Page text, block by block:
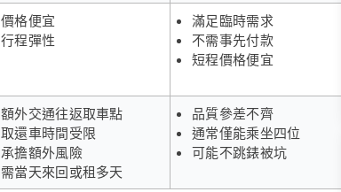
價格便宜
行程彈性
滿足臨時需求
不需事先付款
短程價格便宜
額外交通往返取車點
取還車時間受限
承擔額外風險
需當天來回或租多天
品質參差不齊
通常僅能乘坐四位
可能不跳錶被坑